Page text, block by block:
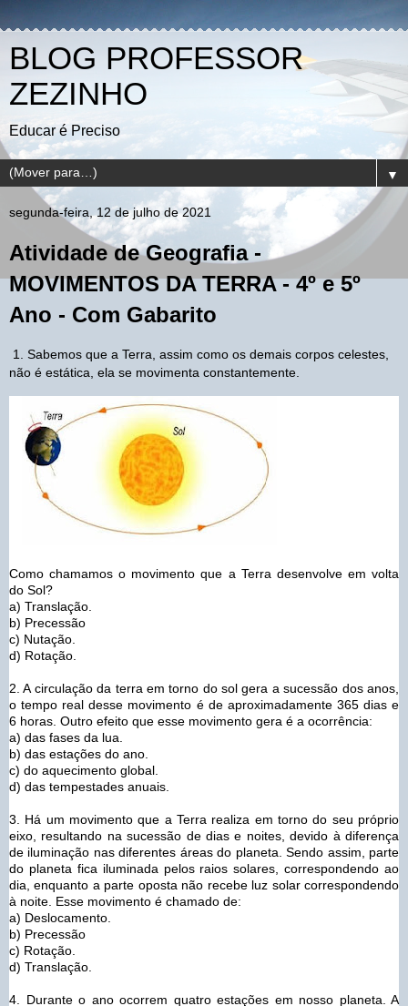
BLOG PROFESSOR
ZEZINHO
Educar é Preciso
▼
segunda-feira, 12 de julho de 2021
Atividade de Geografia -
MOVIMENTOS DA TERRA - 4º e 5º
Ano - Com Gabarito
1. Sabemos que a Terra, assim como os demais corpos celestes,
não é estática, ela se movimenta constantemente.
Como chamamos o movimento que a Terra desenvolve em volta
do Sol?
a) Translação.
b) Precessão
c) Nutação.
d) Rotação.
2. A circulação da terra em torno do sol gera a sucessão dos anos,
o tempo real desse movimento é de aproximadamente 365 dias e
6 horas. Outro efeito que esse movimento gera é a ocorrência:
a) das fases da lua.
b) das estações do ano.
c) do aquecimento global.
d) das tempestades anuais.
3. Há um movimento que a Terra realiza em torno do seu próprio
eixo, resultando na sucessão de dias e noites, devido à diferença
de iluminação nas diferentes áreas do planeta. Sendo assim, parte
do planeta fica iluminada pelos raios solares, correspondendo ao
dia, enquanto a parte oposta não recebe luz solar correspondendo
à noite. Esse movimento é chamado de:
a) Deslocamento.
b) Precessão
c) Rotação.
d) Translação.
4. Durante o ano ocorrem quatro estações em nosso planeta. A